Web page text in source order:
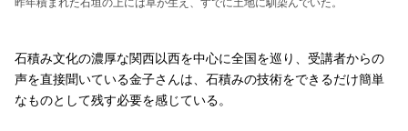
石積み文化の濃厚な関西以西を中心に全国を巡り、受講者からの
声を直接聞いている金子さんは、石積みの技術をできるだけ簡単
なものとして残す必要を感じている。